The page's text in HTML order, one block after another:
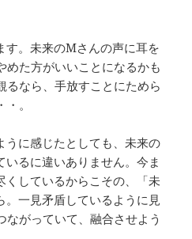
す。未来のMさんの声に耳を
めた方がいいことになるかも
るなら、手放すことにためら
。
に感じたとしても、未来の
るに違いありません。今ま
しているからこその、「未
一見矛盾しているように見
ながっていて、融合させよう